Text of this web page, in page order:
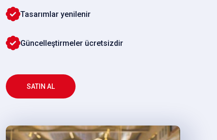
Tasarımlar yenilenir
Güncelleştirmeler ücretsizdir
SATIN AL